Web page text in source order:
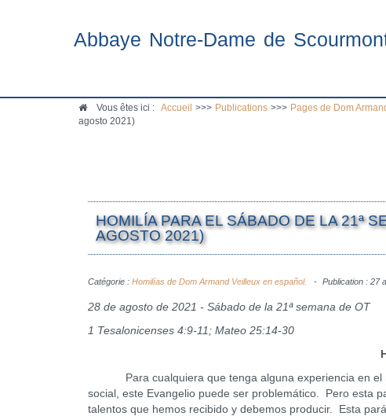
Abbaye Notre-Dame de
Vous êtes ici : Accueil >>> Publications >>> Pages de Dom
agosto 2021)
HOMILÍA PARA EL SÁBADO DE LA 21ª
AGOSTO 2021)
Catégorie : Homilías de Dom Armand Veilleux en español. Publication : 27
28 de agosto de 2021 - Sábado de la 21ª semana de OT
1 Tesalonicenses 4:9-11; Mateo 25:14-30
Para cualquiera que tenga alguna experiencia en el
social, este Evangelio puede ser problemático. Pero esta
talentos que hemos recibido y debemos producir. Esta